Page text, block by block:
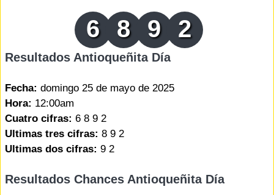
6 8 9 2
Resultados Antioqueñita Día
Fecha: domingo 25 de mayo de 2025
Hora: 12:00am
Cuatro cifras: 6 8 9 2
Ultimas tres cifras: 8 9 2
Ultimas dos cifras: 9 2
Resultados Chances Antioqueñita Día